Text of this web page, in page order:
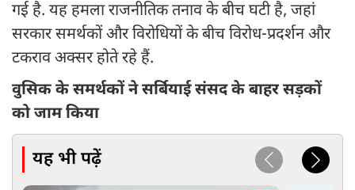
गई है. यह हमला राजनीतिक तनाव के बीच घटी है, जहां
सरकार समर्थकों और विरोधियों के बीच विरोध-प्रदर्शन और
टकराव अक्सर होते रहे हैं.
वुसिक के समर्थकों ने सर्बियाई संसद के बाहर सड़कों
को जाम किया
यह भी पढ़ें